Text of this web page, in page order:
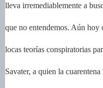
lleva irremediablemente a
que no entendemos. Aún
locas teorías conspiratorias
Savater, a quien la